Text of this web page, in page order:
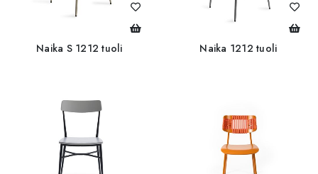
Naika S 1212 tuoli Naika 1212 tuoli